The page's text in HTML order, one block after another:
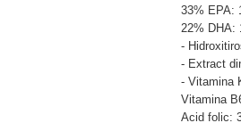
33% EPA:
22% DHA:
-
- Extract
- Vitamina
Vitamina
Acid folic: